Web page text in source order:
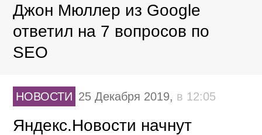
Джон Мюллер из Google
ответил на 7 вопросов по
SEO
НОВОСТИ 25 Декабря 2019, в 12:05
Яндекс.Новости начнут